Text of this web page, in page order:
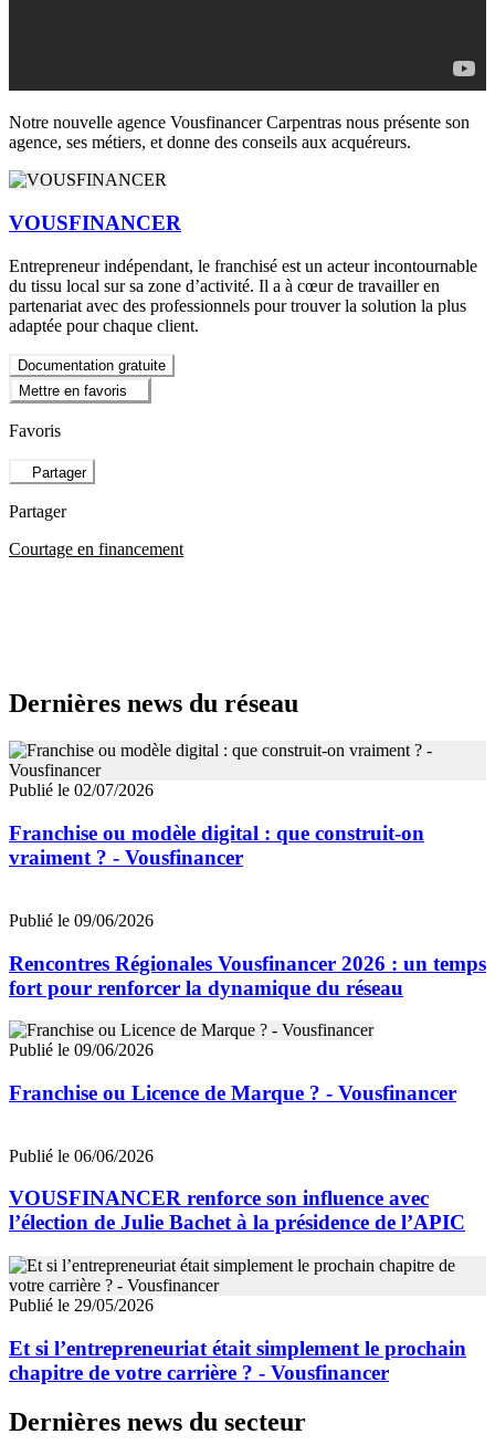
Notre nouvelle agence Vousfinancer Carpentras nous présente son
agence, ses métiers, et donne des conseils aux acquéreurs.
VOUSFINANCER
Entrepreneur indépendant, le franchisé est un acteur incontournable
du tissu local sur sa zone d’activité. Il a à cœur de travailler en
partenariat avec des professionnels pour trouver la solution la plus
adaptée pour chaque client.
Documentation gratuite
Mettre en favoris
Favoris
Partager
Partager
Courtage en financement
Dernières news du réseau
Publié le 02/07/2026
Franchise ou modèle digital : que construit-on
vraiment ? - Vousfinancer
Publié le 09/06/2026
Rencontres Régionales Vousfinancer 2026 : un temps
fort pour renforcer la dynamique du réseau
Publié le 09/06/2026
Franchise ou Licence de Marque ? - Vousfinancer
Publié le 06/06/2026
VOUSFINANCER renforce son influence avec
l’élection de Julie Bachet à la présidence de l’APIC
Publié le 29/05/2026
Et si l’entrepreneuriat était simplement le prochain
chapitre de votre carrière ? - Vousfinancer
Dernières news du secteur